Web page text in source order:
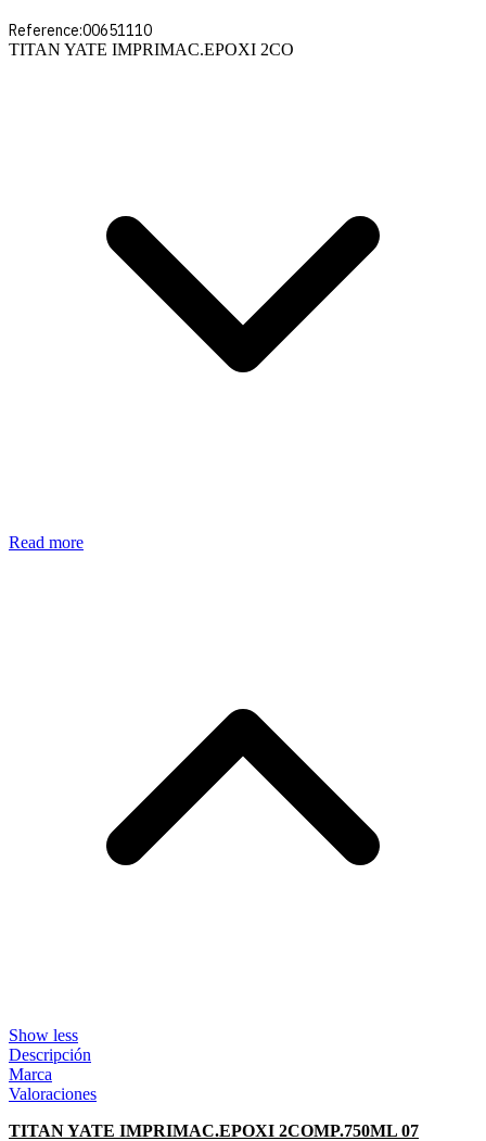
Reference:00651110
TITAN YATE IMPRIMAC.EPOXI 2CO
Read more
Show less
Descripción
Marca
Valoraciones
TITAN YATE IMPRIMAC.EPOXI 2COMP.750ML 07